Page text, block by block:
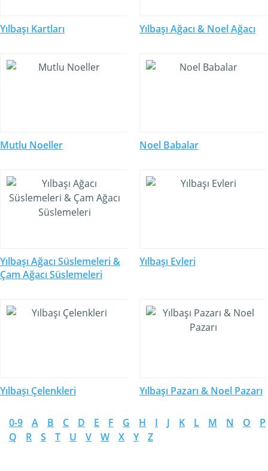
Yılbaşı Kartları Yılbaşı Ağacı & Noel Ağacı
Mutlu Noeller Noel Babalar
Yılbaşı Ağacı Süslemeleri &
Çam Ağacı Süslemeleri
Yılbaşı Evleri
Yılbaşı Çelenkleri Yılbaşı Pazarı & Noel Pazarı
0-9 A B C D E F G H I J K L M N O
P
Q
R S T U V W X Y Z